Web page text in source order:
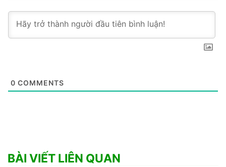
0 COMMENTS
BÀI VIẾT LIÊN QUAN